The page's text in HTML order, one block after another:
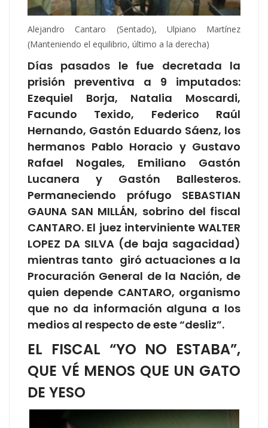
Alejandro Cantaro (Sentado), Ulpiano Martínez
(Manteniendo el equilibrio, último a la derecha)
Días pasados le fue decretada la
prisión preventiva a 9 imputados:
Ezequiel Borja, Natalia Moscardi,
Facundo Texido, Federico Raúl
Hernando, Gastón Eduardo Sáenz, los
hermanos Pablo Horacio y Gustavo
Rafael Nogales, Emiliano Gastón
Lucanera y Gastón Ballesteros.
Permaneciendo prófugo SEBASTIAN
GAUNA SAN MILLÁN, sobrino del fiscal
CANTARO. El juez interviniente WALTER
LOPEZ DA SILVA (de baja sagacidad)
mientras tanto giró actuaciones a la
Procuración General de la Nación, de
quien depende CANTARO, organismo
que no da información alguna a los
medios al respecto de este “desliz”.
EL FISCAL “YO NO ESTABA”,
QUE VÉ MENOS QUE UN GATO
DE YESO